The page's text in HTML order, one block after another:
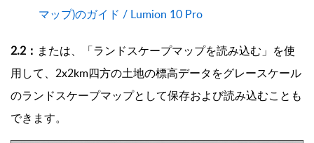
マップ)のガイド / Lumion 10 Pro
2.2： または、「ランドスケープマップを読み込む」を使
用して、2x2km四方の土地の標高データをグレースケール
のランドスケープマップとして保存および読み込むことも
できます。